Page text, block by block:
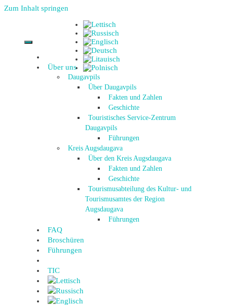
Zum Inhalt springen
Über uns
Daugavpils
Über Daugavpils
Fakten und Zahlen
Geschichte
Touristisches Service-Zentrum
Daugavpils
Führungen
Kreis Augsdaugava
Über den Kreis Augsdaugava
Fakten und Zahlen
Geschichte
Tourismusabteilung des Kultur- und
Tourismusamtes der Region
Augsdaugava
Führungen
FAQ
Broschüren
Führungen
TIC